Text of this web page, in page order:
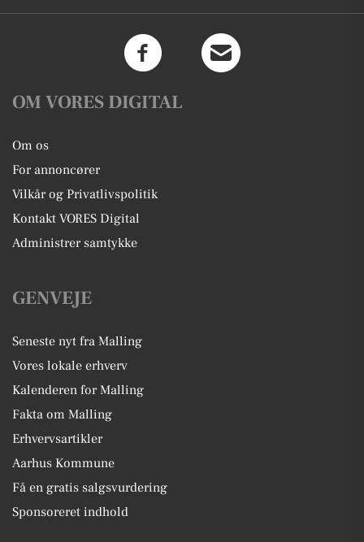
OM VORES DIGITAL
Om os
For annoncører
Vilkår og Privatlivspolitik
Kontakt VORES Digital
Administrer samtykke
GENVEJE
Seneste nyt fra Malling
Vores lokale erhverv
Kalenderen for Malling
Fakta om Malling
Erhvervsartikler
Aarhus Kommune
Få en gratis salgsvurdering
Sponsoreret indhold